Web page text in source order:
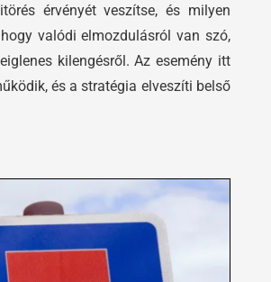
érvényét veszítse, és milyen
valódi elmozdulásról van szó,
kilengésről. Az esemény itt
és a stratégia elveszíti belső